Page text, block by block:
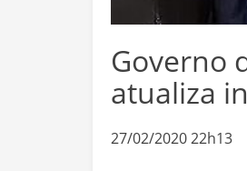
Governo
atualiza
27/02/2020 22h13